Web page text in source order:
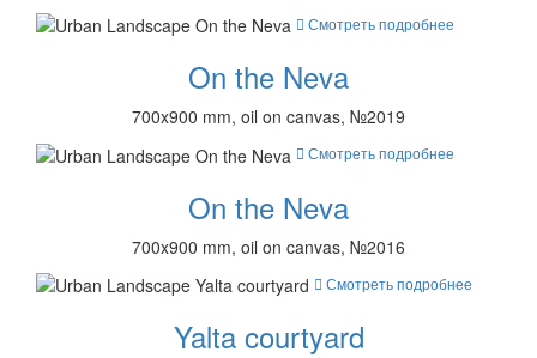
Смотреть подробнее
On the Neva
700x900 mm, oil on canvas, №2019
Смотреть подробнее
On the Neva
700x900 mm, oil on canvas, №2016
Смотреть подробнее
Yalta courtyard